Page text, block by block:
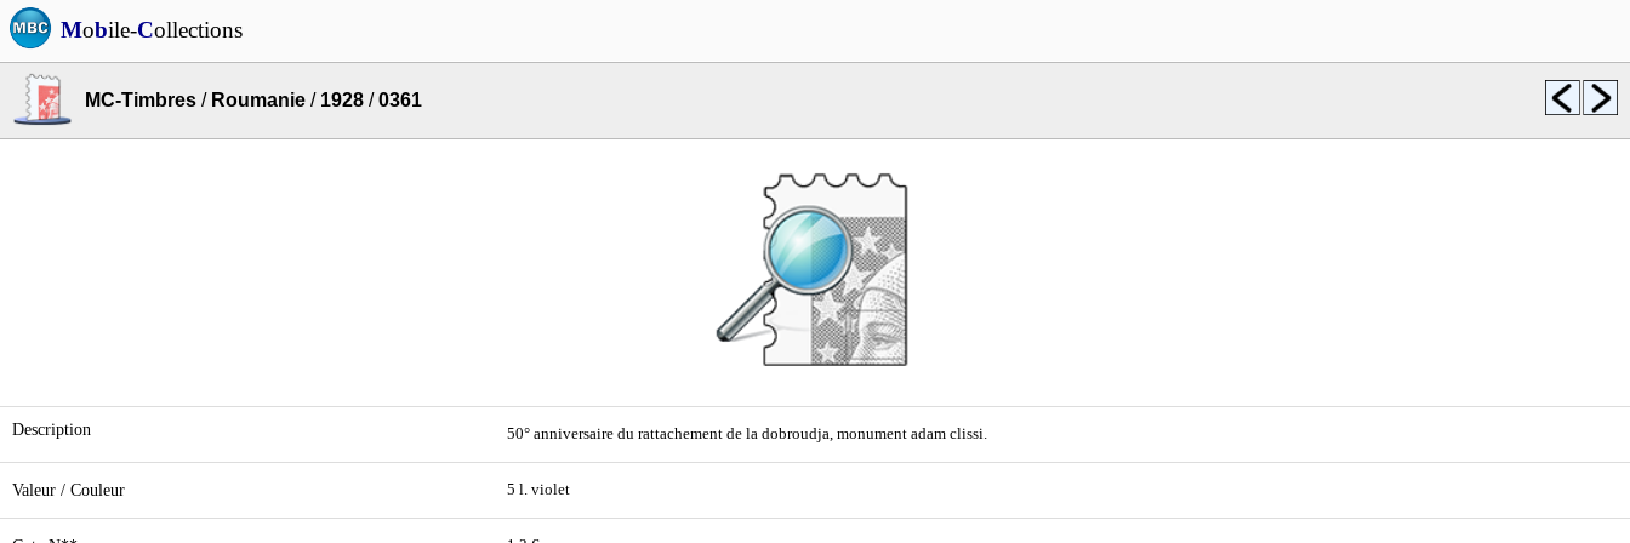
Mobile-Collections
MC-Timbres / Roumanie / 1928 /0361
Description 50° anniversaire du rattachement de la dobroudja, monument adam clissi.
Valeur / Couleur 5 l. violet